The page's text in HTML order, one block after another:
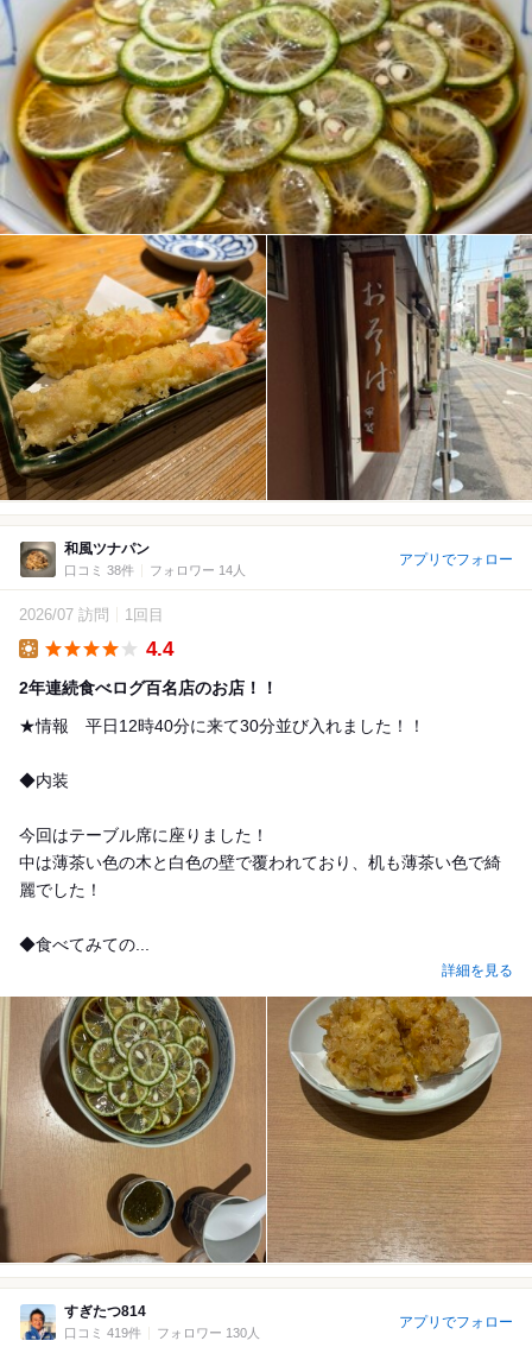
和風ツナパン
口コミ 38件 フォロワー 14人
アプリでフォロー
2026/07 訪問 1回目
4.4
2年連続食べログ百名店のお店！！
★情報 平日12時40分に来て30分並び入れました！！
◆内装
今回はテーブル席に座りました！
中は薄茶い色の木と白色の壁で覆われており、机も薄茶い色で綺
麗でした！
◆食べてみての...
詳細を見る
すぎたつ814
口コミ 419件 フォロワー 130人
アプリでフォロー